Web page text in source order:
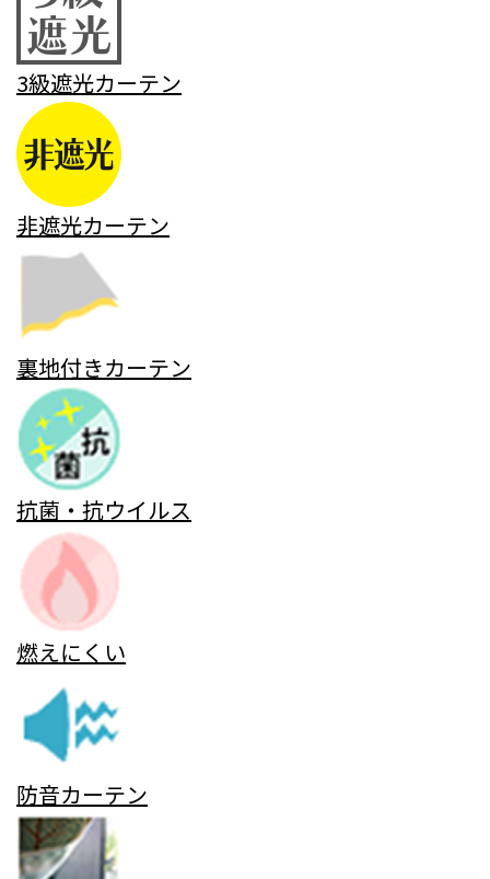
3級遮光カーテン
非遮光カーテン
裏地付きカーテン
抗菌・抗ウイルス
燃えにくい
防音カーテン